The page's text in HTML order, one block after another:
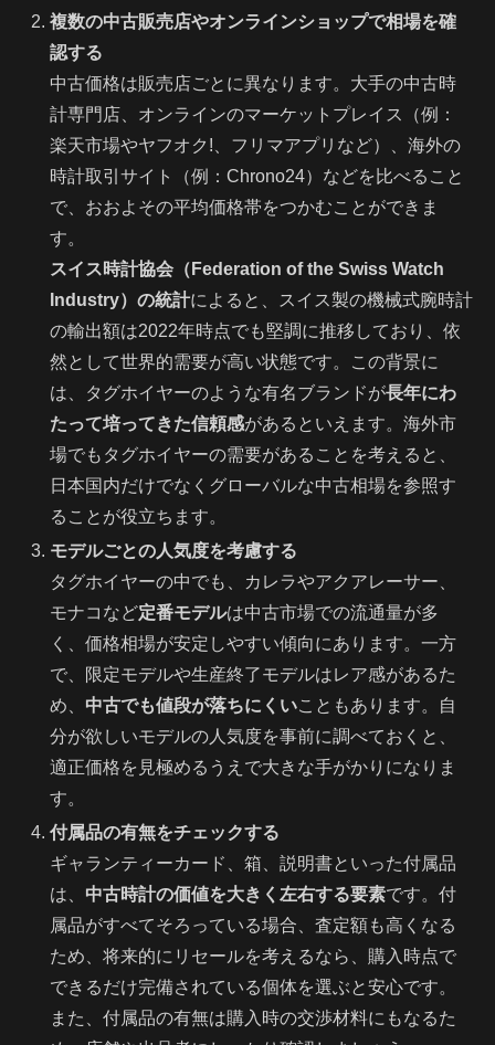
複数の中古販売店やオンラインショップで相場を確
認する
中古価格は販売店ごとに異なります。大手の中古時
計専門店、オンラインのマーケットプレイス（例：
楽天市場やヤフオク!、フリマアプリなど）、海外の
時計取引サイト（例：Chrono24）などを比べること
で、おおよその平均価格帯をつかむことができま
す。
スイス時計協会（Federation of the Swiss Watch
Industry）の統計によると、スイス製の機械式腕時計
の輸出額は2022年時点でも堅調に推移しており、依
然として世界的需要が高い状態です。この背景に
は、タグホイヤーのような有名ブランドが長年にわ
たって培ってきた信頼感があるといえます。海外市
場でもタグホイヤーの需要があることを考えると、
日本国内だけでなくグローバルな中古相場を参照す
ることが役立ちます。
モデルごとの人気度を考慮する
タグホイヤーの中でも、カレラやアクアレーサー、
モナコなど定番モデルは中古市場での流通量が多
く、価格相場が安定しやすい傾向にあります。一方
で、限定モデルや生産終了モデルはレア感があるた
め、 中古でも値段が落ちにくいこともあります。自
分が欲しいモデルの人気度を事前に調べておくと、
適正価格を見極めるうえで大きな手がかりになりま
す。
付属品の有無をチェックする
ギャランティーカード、箱、説明書といった付属品
は、 中古時計の価値を大きく左右する要素です。付
属品がすべてそろっている場合、査定額も高くなる
ため、将来的にリセールを考えるなら、購入時点で
できるだけ完備されている個体を選ぶと安心です。
また、付属品の有無は購入時の交渉材料にもなるた